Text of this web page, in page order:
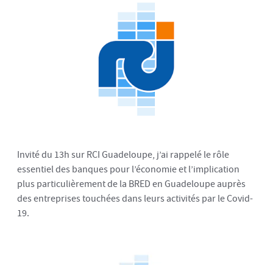
Invité du 13h sur RCI Guadeloupe, j’ai rappelé le rôle
essentiel des banques pour l’économie et l’implication
plus particulièrement de la BRED en Guadeloupe auprès
des entreprises touchées dans leurs activités par le Covid-
19.